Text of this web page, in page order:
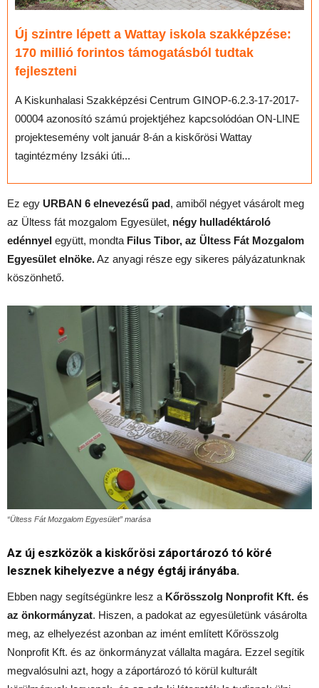
Új szintre lépett a Wattay iskola szakképzése:
170 millió forintos támogatásból tudtak
fejleszteni
A Kiskunhalasi Szakképzési Centrum GINOP-6.2.3-17-2017-
00004 azonosító számú projektjéhez kapcsolódóan ON-LINE
projektesemény volt január 8-án a kiskőrösi Wattay
tagintézmény Izsáki úti...
Ez egy URBAN 6 elnevezésű pad, amiből négyet vásárolt meg
az Ültess fát mozgalom Egyesület, négy hulladéktároló
edénnyel együtt, mondta Filus Tibor, az Ültess Fát Mozgalom
Egyesület elnöke.Az anyagi része egy sikeres pályázatunknak
köszönhető.
“Ültess Fát Mozgalom Egyesület” marása
Az új eszközök a kiskőrösi záportározó tó köré
lesznek kihelyezve a négy égtáj irányába.
Ebben nagy segítségünkre lesz a Kőrösszolg Nonprofit Kft. és
az önkormányzat. Hiszen, a padokat az egyesületünk vásárolta
meg, az elhelyezést azonban az imént említett Kőrösszolg
Nonprofit Kft. és az önkormányzat vállalta magára. Ezzel segítik
megvalósulni azt, hogy a záportározó tó körül kulturált